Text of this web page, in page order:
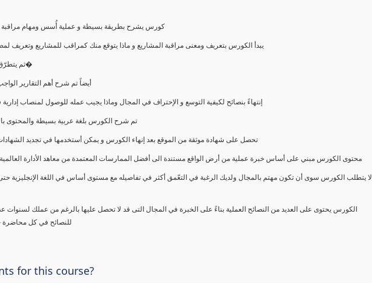
كورس يشرح بطريقة بسيطة و عملية أُسس ومهام مراقبة
يبدأ الكورس بتعريف ومعنى مراقبة المشاريع و ماذا يتوقع منك كمراقب للمشاريع
ثم يتطرّق الكورس للجزء الأساسي و هوا شرح لمها�
أيضاً تم شرح أهم التقارير
إنتهاءً بنصائح لكيفية التوسع و الإحتراف في المجال وماذا يجيب عمله للوصول لمنصاب
تم شرح الكورس بلغة عربية بسيطة والمحتوى
تحصل على شهادة موثقة من الموقع بعد إنهاء الكورس و يمكن أستخدمها في تجديد
محتوى الكورس مبني على أساس خبرة عملية من أرض الواقع مستندة الى أفضل الممارسات المعتمدة من معاهد الأدارة العالمية
لا يتطلب الكورس سوى أن تكون مهتم بالمجال ولديك الرغبة في التعّمق أكثر في تفاصيله مع مستوى أساس في اللغة الإنجليزية
الكورس يحتوى على العديد من النصائح العملية بناءً على الخبرة في المجال التى قد لا تحصل عليها بالرغم من عملك لسنوات
للنصائح في كل
for this course?